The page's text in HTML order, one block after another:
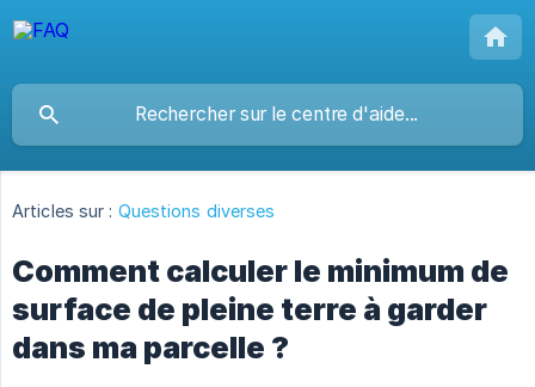
Articles sur : Questions diverses
Comment calculer le minimum de
surface de pleine terre à garder
dans ma parcelle ?